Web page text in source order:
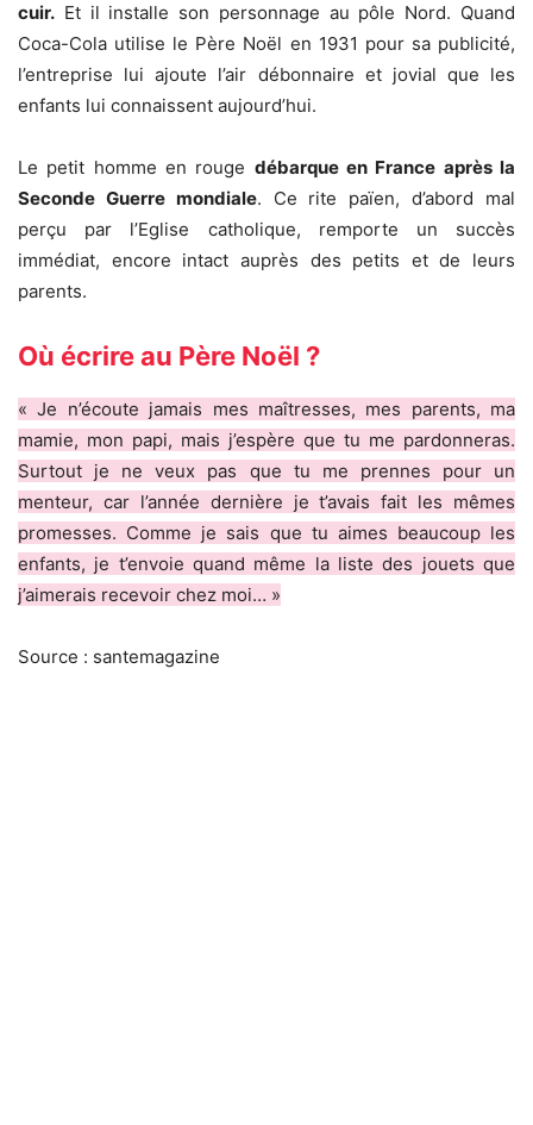
cuir. Et il installe son personnage au pôle Nord. Quand
Coca-Cola utilise le Père Noël en 1931 pour sa publicité,
l’entreprise lui ajoute l’air débonnaire et jovial que les
enfants lui connaissent aujourd’hui.
Le petit homme en rouge débarque en France après la
Seconde Guerre mondiale. Ce rite païen, d’abord mal
perçu par l’Eglise catholique, remporte un succès
immédiat, encore intact auprès des petits et de leurs
parents.
Où écrire au Père Noël ?
« Je n’écoute jamais mes maîtresses, mes parents, ma
mamie, mon papi, mais j’espère que tu me pardonneras.
Surtout je ne veux pas que tu me prennes pour un
menteur, car l’année dernière je t’avais fait les mêmes
promesses. Comme je sais que tu aimes beaucoup les
enfants, je t’envoie quand même la liste des jouets que
j’aimerais recevoir chez moi… »
Source : santemagazine